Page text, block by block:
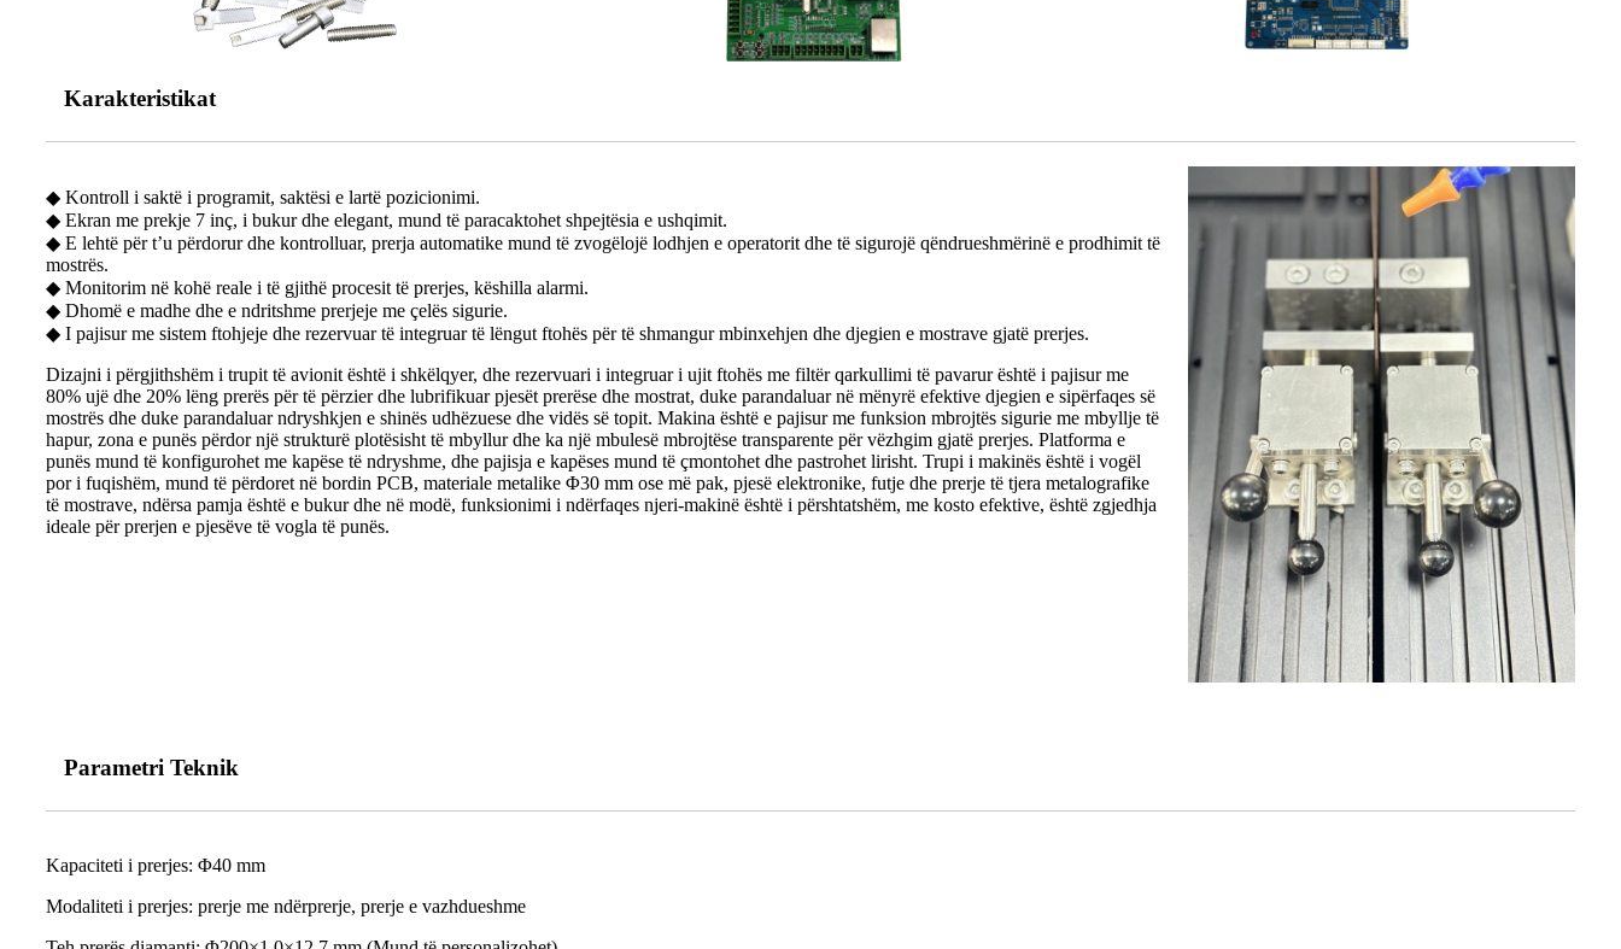
Karakteristikat
◆ Kontroll i saktë i programit, saktësi e lartë pozicionimi.
◆ Ekran me prekje 7 inç, i bukur dhe elegant, mund të paracaktohet shpejtësia e ushqimit.
◆ E lehtë për t’u përdorur dhe kontrolluar, prerja automatike mund të zvogëlojë lodhjen e operatorit dhe të sigurojë qëndrueshmërinë e prodhimit të
mostrës.
◆ Monitorim në kohë reale i të gjithë procesit të prerjes, këshilla alarmi.
◆ Dhomë e madhe dhe e ndritshme prerjeje me çelës sigurie.
◆ I pajisur me sistem ftohjeje dhe rezervuar të integruar të lëngut ftohës për të shmangur mbinxehjen dhe djegien e mostrave gjatë prerjes.
Dizajni i përgjithshëm i trupit të avionit është i shkëlqyer, dhe rezervuari i integruar i ujit ftohës me filtër qarkullimi të pavarur është i pajisur me
80% ujë dhe 20% lëng prerës për të përzier dhe lubrifikuar pjesët prerëse dhe mostrat, duke parandaluar në mënyrë efektive djegien e sipërfaqes së
mostrës dhe duke parandaluar ndryshkjen e shinës udhëzuese dhe vidës së topit. Makina është e pajisur me funksion mbrojtës sigurie me mbyllje të
hapur, zona e punës përdor një strukturë plotësisht të mbyllur dhe ka një mbulesë mbrojtëse transparente për vëzhgim gjatë prerjes. Platforma e
punës mund të konfigurohet me kapëse të ndryshme, dhe pajisja e kapëses mund të çmontohet dhe pastrohet lirisht. Trupi i makinës është i vogël
por i fuqishëm, mund të përdoret në bordin PCB, materiale metalike Φ30 mm ose më pak, pjesë elektronike, futje dhe prerje të tjera metalografike
të mostrave, ndërsa pamja është e bukur dhe në modë, funksionimi i ndërfaqes njeri-makinë është i përshtatshëm, me kosto efektive, është zgjedhja
ideale për prerjen e pjesëve të vogla të punës.
Parametri Teknik
Kapaciteti i prerjes: Φ40 mm
Modaliteti i prerjes: prerje me ndërprerje, prerje e vazhdueshme